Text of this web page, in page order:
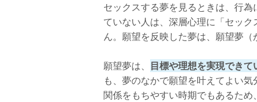
セックスする夢を見るときは、行
ていない人は、深層心理に「セッ
ん。願望を反映した夢は、願望夢（
願望夢は、 目標や理想を実現でき
も、夢のなかで願望を叶えてよい
関係をもちやすい時期でもあるため